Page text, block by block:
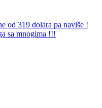
od 319 dolara pa naviše !
sa mnogima !!!